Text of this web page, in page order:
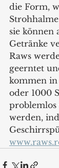
die Form,
sie können
Getränke
Raws
geerntet
kommen
oder 1000
werden,